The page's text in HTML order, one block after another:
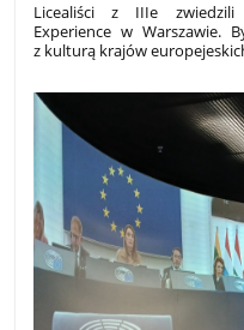
Licealiści z IIIe zwiedzili
Experience w Warszawie.
z kulturą krajów